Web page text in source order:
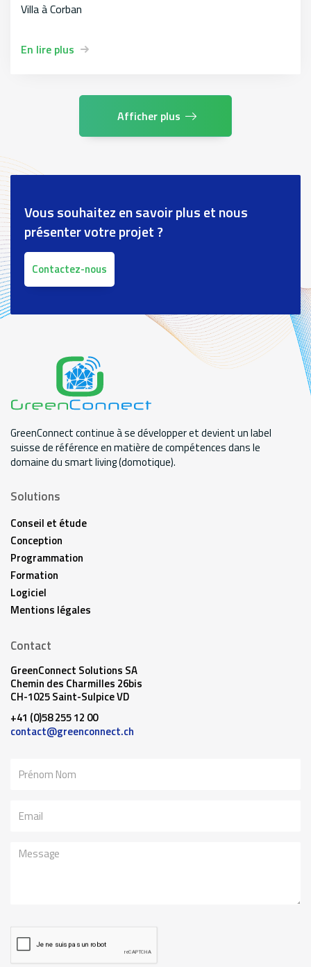
Villa à Corban
En lire plus
Afficher plus
Vous souhaitez en savoir plus et nous
présenter votre projet ?
Contactez-nous
GreenConnect continue à se développer et devient un label
suisse de référence en matière de compétences dans le
domaine du smart living (domotique).
Solutions
Conseil et étude
Conception
Programmation
Formation
Logiciel
Mentions légales
Contact
GreenConnect Solutions SA
Chemin des Charmilles 26bis
CH-1025 Saint-Sulpice VD
+41 (0)58 255 12 00
contact@greenconnect.ch
Message